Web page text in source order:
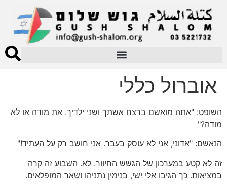
אוברול כללי
השופט: "אתה מואשם ברצח אשתך ושני ילדיך. את מודה או לא
מודה?"
הנאשם: "אדוני, אני לא עוסק בעבר. אני חושב רק על העתיד!"
זה לא קטע במערכון של הגשש החיוור. לא. השבוע זה קרה
במציאות. כך הגיבו אלי ישי, בנימין נתניהו ושאר המופלאים.